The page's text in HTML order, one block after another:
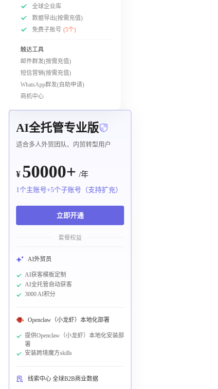
全球企业库
数据导出(按需充值)
免费子账号 (5个)
触达工具
邮件群发(按需充值)
短信营销(按需充值)
WhatsApp群发(自助申请)
商机中心
AI全托管专业版
适合多人外贸团队、内贸转型用户
¥ 50000+ /年
1个主账号+5个子账号（支持扩充）
立即开通
套餐权益
AI外贸员
AI获客模板定制
AI全托管自动获客
3000 AI积分
Openclaw（小龙虾）本地化部署
提供Openclaw（小龙虾）本地化安装部
署
安装跨境魔方skills
线索中心 全球B2B商业数据